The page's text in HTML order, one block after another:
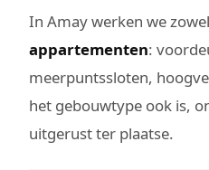
In Amay werken we
appartementen:
meerpuntssloten,
het gebouwtype ook is,
uitgerust ter plaatse.